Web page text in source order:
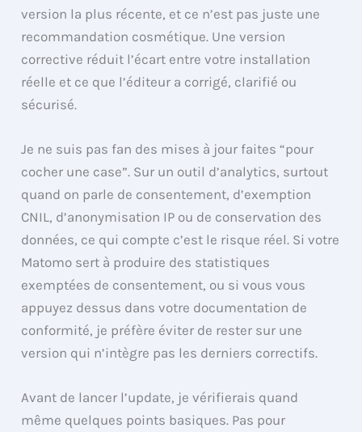
version la plus récente, et ce n’est pas juste une
recommandation cosmétique. Une version
corrective réduit l’écart entre votre installation
réelle et ce que l’éditeur a corrigé, clarifié ou
sécurisé.
Je ne suis pas fan des mises à jour faites “pour
cocher une case”. Sur un outil d’analytics, surtout
quand on parle de consentement, d’exemption
CNIL, d’anonymisation IP ou de conservation des
données, ce qui compte c’est le risque réel. Si votre
Matomo sert à produire des statistiques
exemptées de consentement, ou si vous vous
appuyez dessus dans votre documentation de
conformité, je préfère éviter de rester sur une
version qui n’intègre pas les derniers correctifs.
Avant de lancer l’update, je vérifierais quand
même quelques points basiques. Pas pour